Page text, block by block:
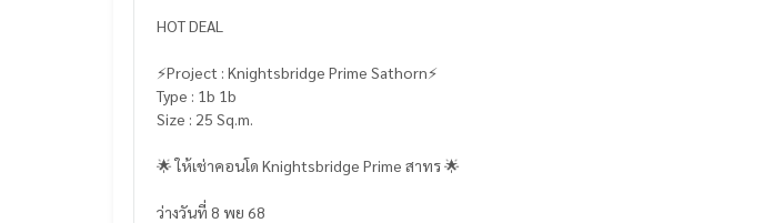
HOT DEAL
⚡️Project : Knightsbridge Prime Sathorn⚡️
Type : 1b 1b
Size : 25 Sq.m.
🌟 ให้เช่าคอนโด Knightsbridge Prime สาทร 🌟
ว่างวันที่ 8 พย 68